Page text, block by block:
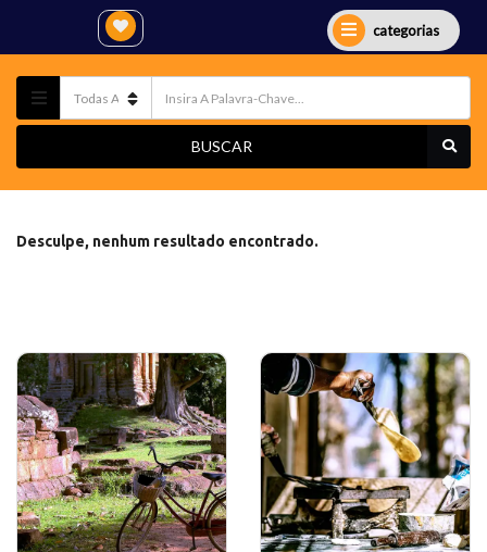
categorias
BUSCAR
Desculpe, nenhum resultado encontrado.